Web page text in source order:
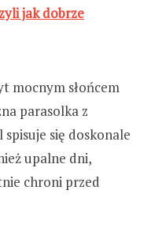
jak dobrze
mocnym słońcem
parasolka z
się doskonale
upalne dni,
chroni przed